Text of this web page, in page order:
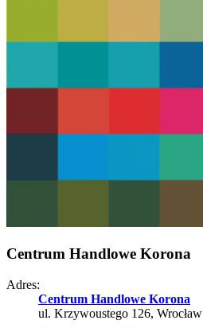
Centrum Handlowe Korona
Adres:
Centrum Handlowe Korona
ul. Krzywoustego 126, Wrocław